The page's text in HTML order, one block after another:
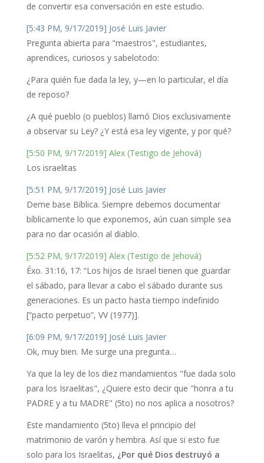
de convertir esa conversación en este estudio.
[5:43 PM, 9/17/2019] José Luis Javier
Pregunta abierta para "maestros", estudiantes,
aprendices, curiosos y sabelotodo:
¿Para quién fue dada la ley, y—en lo particular, el día
de reposo?
¿A qué pueblo (o pueblos) llamó Dios exclusivamente
a observar su Ley? ¿Y está esa ley vigente, y por qué?
[5:50 PM, 9/17/2019] Alex (Testigo de Jehová)
Los israelitas
[5:51 PM, 9/17/2019] José Luis Javier
Deme base Bíblica. Siempre debemos documentar
bíblicamente lo que exponemos, aún cuan simple sea
para no dar ocasión al diablo.
[5:52 PM, 9/17/2019] Alex (Testigo de Jehová)
Éxo. 31:16, 17: “Los hijos de Israel tienen que guardar
el sábado, para llevar a cabo el sábado durante sus
generaciones. Es un pacto hasta tiempo indefinido
[“pacto perpetuo”, VV (1977)].
[6:09 PM, 9/17/2019] José Luis Javier
Ok, muy bien. Me surge una pregunta…
Ya que la ley de los diez mandamientos "fue dada solo
para los Israelitas", ¿Quiere esto decir que "honra a tu
PADRE y a tu MADRE" (5to) no nos aplica a nosotros?
Este mandamiento (5to) lleva el principio del
matrimonio de varón y hembra. Así que si esto fue
solo para los Israelitas, ¿Por qué Dios destruyó a